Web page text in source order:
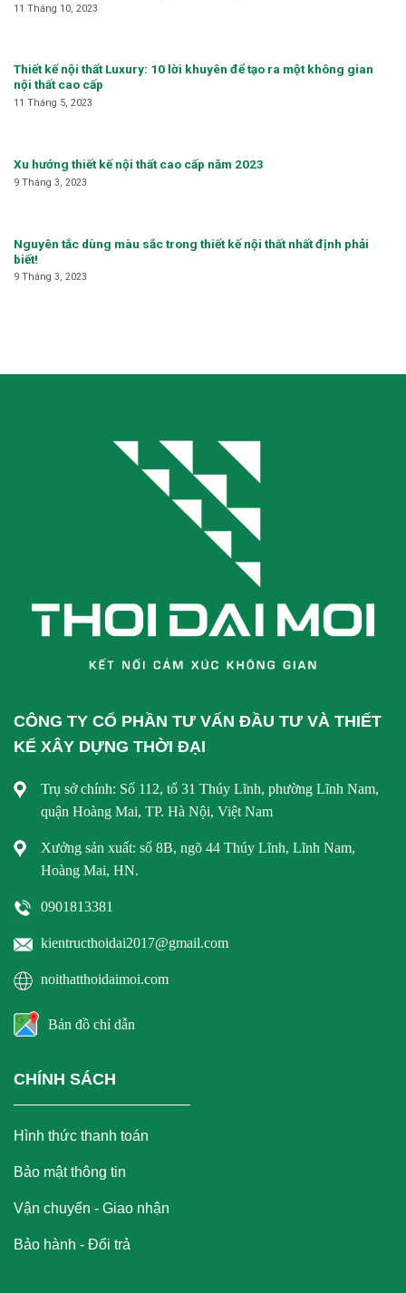
11 Tháng 10, 2023
Thiết kế nội thất Luxury: 10 lời khuyên để tạo ra một không gian
nội thất cao cấp
11 Tháng 5, 2023
Xu hướng thiết kế nội thất cao cấp năm 2023
9 Tháng 3, 2023
Nguyên tắc dùng màu sắc trong thiết kế nội thất nhất định phải
biết!
9 Tháng 3, 2023
CÔNG TY CỔ PHẦN TƯ VẤN ĐẦU TƯ VÀ THIẾT
KẾ XÂY DỰNG THỜI ĐẠI
Trụ sở chính: Số 112, tổ 31 Thúy Lĩnh, phường Lĩnh Nam,
quận Hoàng Mai, TP. Hà Nội, Việt Nam
Xưởng sản xuất: số 8B, ngõ 44 Thúy Lĩnh, Lĩnh Nam,
Hoàng Mai, HN.
0901813381
kientructhoidai2017@gmail.com
noithatthoidaimoi.com
Bản đồ chỉ dẫn
CHÍNH SÁCH
Hình thức thanh toán
Bảo mật thông tin
Vận chuyển - Giao nhận
Bảo hành - Đổi trả